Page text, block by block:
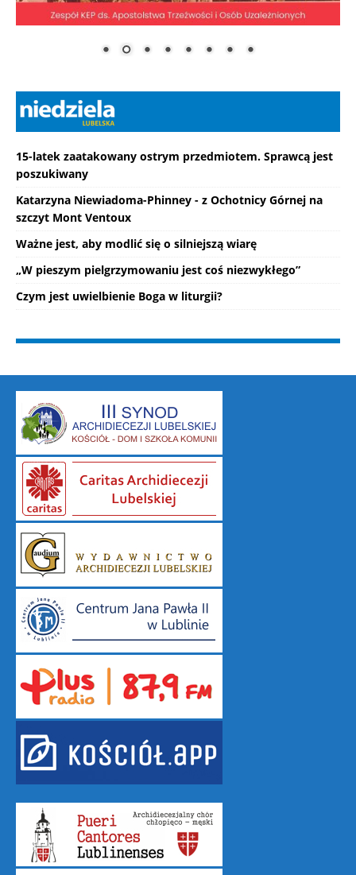
15-latek zaatakowany ostrym przedmiotem. Sprawcą jest
poszukiwany
Katarzyna Niewiadoma-Phinney - z Ochotnicy Górnej na
szczyt Mont Ventoux
Ważne jest, aby modlić się o silniejszą wiarę
„W pieszym pielgrzymowaniu jest coś niezwykłego”
Czym jest uwielbienie Boga w liturgii?